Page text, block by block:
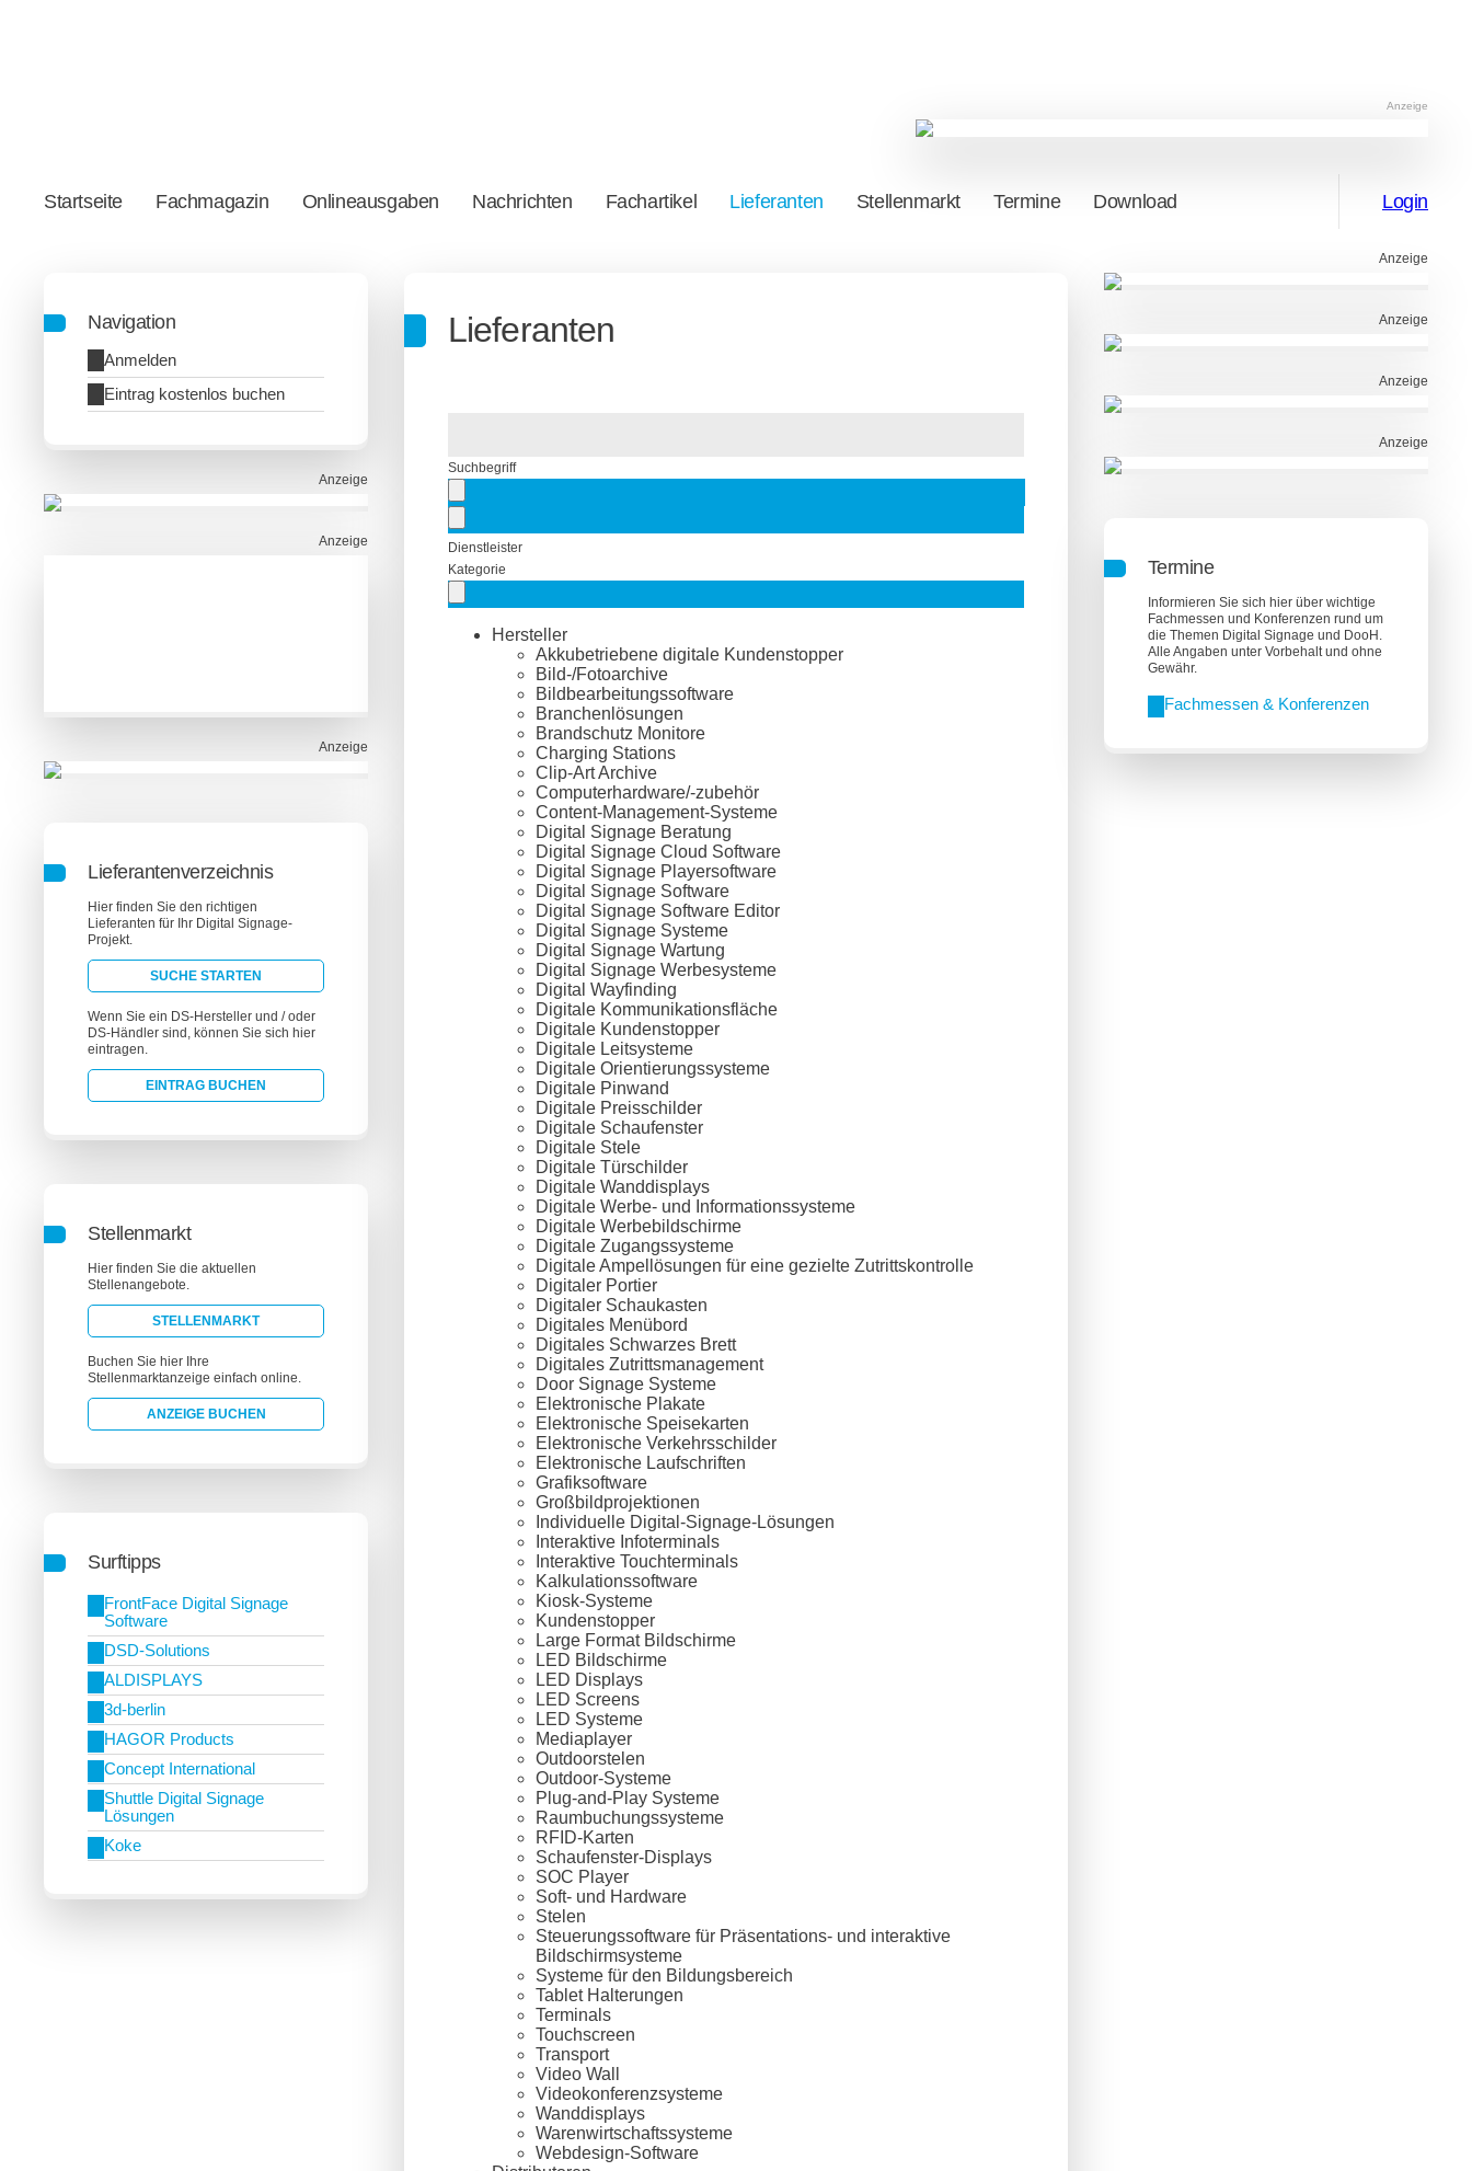
Anzeige
Startseite Fachmagazin Onlineausgaben Nachrichten Fachartikel Lieferanten Stellenmarkt Termine Download Login
Navigation
Anmelden
Eintrag kostenlos buchen
Anzeige
Anzeige
Anzeige
Lieferantenverzeichnis
Hier finden Sie den richtigen
Lieferanten für Ihr Digital Signage-
Projekt.
SUCHE STARTEN
Wenn Sie ein DS-Hersteller und / oder
DS-Händler sind, können Sie sich hier
eintragen.
EINTRAG BUCHEN
Stellenmarkt
Hier finden Sie die aktuellen
Stellenangebote.
STELLENMARKT
Buchen Sie hier Ihre
Stellenmarktanzeige einfach online.
ANZEIGE BUCHEN
Surftipps
FrontFace Digital Signage
Software
DSD-Solutions
ALDISPLAYS
3d-berlin
HAGOR Products
Concept International
Shuttle Digital Signage
Lösungen
Koke
Lieferanten
Suchbegriff
Dienstleister
Kategorie
Hersteller
Akkubetriebene digitale Kundenstopper
Bild-/Fotoarchive
Bildbearbeitungssoftware
Branchenlösungen
Brandschutz Monitore
Charging Stations
Clip-Art Archive
Computerhardware/-zubehör
Content-Management-Systeme
Digital Signage Beratung
Digital Signage Cloud Software
Digital Signage Playersoftware
Digital Signage Software
Digital Signage Software Editor
Digital Signage Systeme
Digital Signage Wartung
Digital Signage Werbesysteme
Digital Wayfinding
Digitale Kommunikationsfläche
Digitale Kundenstopper
Digitale Leitsysteme
Digitale Orientierungssysteme
Digitale Pinwand
Digitale Preisschilder
Digitale Schaufenster
Digitale Stele
Digitale Türschilder
Digitale Wanddisplays
Digitale Werbe- und Informationssysteme
Digitale Werbebildschirme
Digitale Zugangssysteme
Digitale Ampellösungen für eine gezielte Zutrittskontrolle
Digitaler Portier
Digitaler Schaukasten
Digitales Menübord
Digitales Schwarzes Brett
Digitales Zutrittsmanagement
Door Signage Systeme
Elektronische Plakate
Elektronische Speisekarten
Elektronische Verkehrsschilder
Elektronische Laufschriften
Grafiksoftware
Großbildprojektionen
Individuelle Digital-Signage-Lösungen
Interaktive Infoterminals
Interaktive Touchterminals
Kalkulationssoftware
Kiosk-Systeme
Kundenstopper
Large Format Bildschirme
LED Bildschirme
LED Displays
LED Screens
LED Systeme
Mediaplayer
Outdoorstelen
Outdoor-Systeme
Plug-and-Play Systeme
Raumbuchungssysteme
RFID-Karten
Schaufenster-Displays
SOC Player
Soft- und Hardware
Stelen
Steuerungssoftware für Präsentations- und interaktive
Bildschirmsysteme
Systeme für den Bildungsbereich
Tablet Halterungen
Terminals
Touchscreen
Transport
Video Wall
Videokonferenzsysteme
Wanddisplays
Warenwirtschaftssysteme
Webdesign-Software
Anzeige
Anzeige
Anzeige
Anzeige
Termine
Informieren Sie sich hier über wichtige
Fachmessen und Konferenzen rund um
die Themen Digital Signage und DooH.
Alle Angaben unter Vorbehalt und ohne
Gewähr.
Fachmessen & Konferenzen